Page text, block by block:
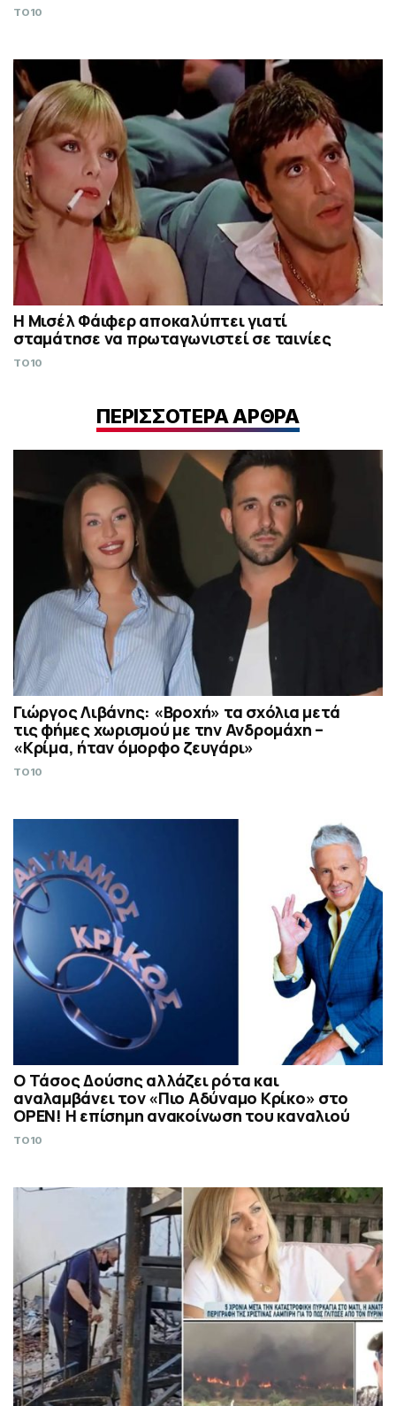
TO10
Η Μισέλ Φάιφερ αποκαλύπτει γιατί
σταμάτησε να πρωταγωνιστεί σε ταινίες
TO10
ΠΕΡΙΣΣΟΤΕΡΑ ΑΡΘΡΑ
Γιώργος Λιβάνης: «Βροχή» τα σχόλια μετά
τις φήμες χωρισμού με την Ανδρομάχη –
«Κρίμα, ήταν όμορφο ζευγάρι»
TO10
Ο Τάσος Δούσης αλλάζει ρότα και
αναλαμβάνει τον «Πιο Αδύναμο Κρίκο» στο
OPEN! Η επίσημη ανακοίνωση του καναλιού
TO10